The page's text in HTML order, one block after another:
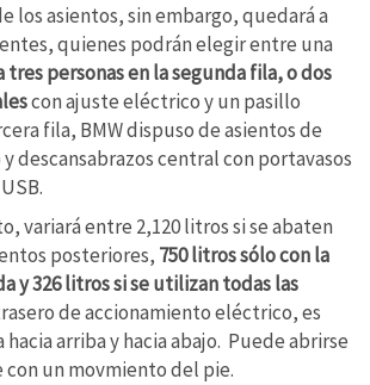
los asientos, sin embargo, quedará a
quienes podrán elegir entre una
tres personas en la segunda fila, o dos
con ajuste eléctrico y un pasillo
fila, BMW dispuso de asientos de
descansabrazos central con portavasos
variará entre 2,120 litros si se abaten
posteriores, 750 litros sólo con la
y 326 litros si se utilizan todas las
de accionamiento eléctrico, es
arriba y hacia abajo. Puede abrirse
un movmiento del pie.